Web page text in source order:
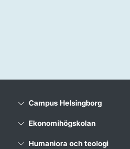
Campus Helsingborg
Ekonomihögskolan
Humaniora och teologi